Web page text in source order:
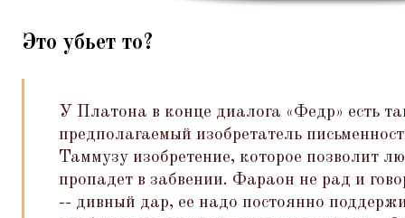
Это убьет то?
У Платона в конце диалога «Федр» есть
предполагаемый изобретатель
Таммузу изобретение, которое позволит
пропадет в забвении. Фараон не рад и
-- дивный дар, ее надо постоянно